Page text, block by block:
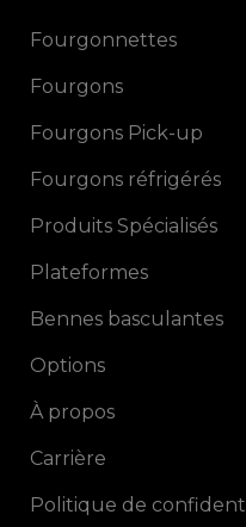
Fourgonnettes
Fourgons
Fourgons Pick-up
Fourgons réfrigérés
Produits Spécialisés
Plateformes
Bennes basculantes
Options
À propos
Carrière
Politique de